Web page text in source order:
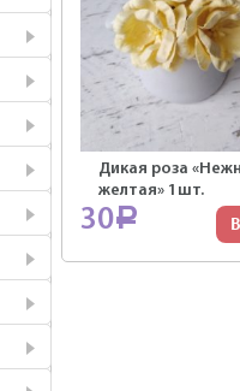
Дикая роза
желтая» 1шт.
30Р